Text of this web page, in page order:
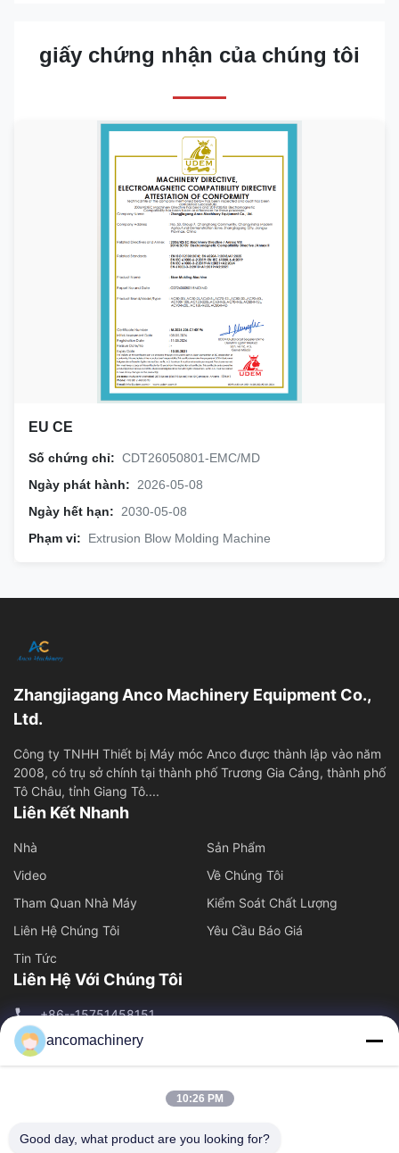
giấy chứng nhận của chúng tôi
EU CE
Số chứng chỉ: CDT26050801-EMC/MD
Ngày phát hành:
2026-05-08
Ngày hết hạn:
2030-05-08
Phạm vi:
Extrusion Blow Molding Machine
Zhangjiagang Anco Machinery Equipment Co.,
Ltd.
Công ty TNHH Thiết bị Máy móc Anco được thành lập vào năm
2008, có trụ sở chính tại thành phố Trương Gia Cảng, thành phố
Tô Châu, tỉnh Giang Tô....
Liên Kết Nhanh
Nhà
Sản Phẩm
Video
Về Chúng Tôi
Tham Quan Nhà Máy
Kiểm Soát Chất Lượng
Liên Hệ Chúng Tôi
Yêu Cầu Báo Giá
Tin Tức
Liên Hệ Với Chúng Tôi
+86--15751458151
+86--15751458150
ancomachinery@gmail.com
ancomachinery
10:26 PM
Good day, what product are you looking for?